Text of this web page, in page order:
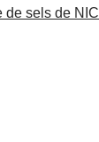
de sels de NIC